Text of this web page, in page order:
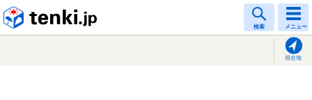
検索 メニュー
現在地